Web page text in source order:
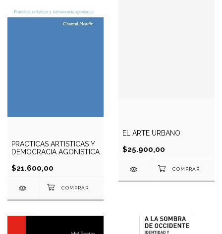
PRACTICAS ARTISTICAS Y
DEMOCRACIA AGONISTICA
$21.600,00
EL ARTE URBANO
$25.900,00